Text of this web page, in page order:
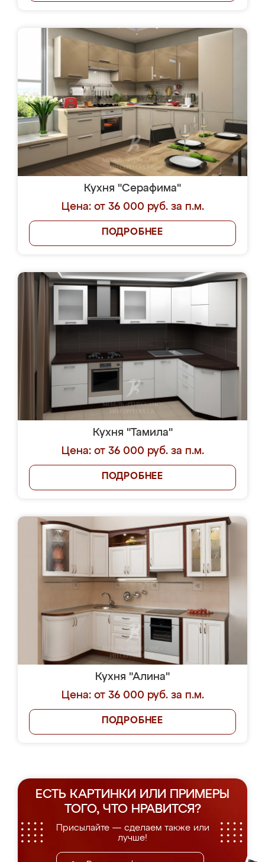
Кухня "Серафима"
Цена: от 36 000 руб. за п.м.
ПОДРОБНЕЕ
Кухня "Тамила"
Цена: от 36 000 руб. за п.м.
ПОДРОБНЕЕ
Кухня "Алина"
Цена: от 36 000 руб. за п.м.
ПОДРОБНЕЕ
ЕСТЬ КАРТИНКИ ИЛИ ПРИМЕРЫ
ТОГО, ЧТО НРАВИТСЯ?
Присылайте — сделаем также или
лучше!